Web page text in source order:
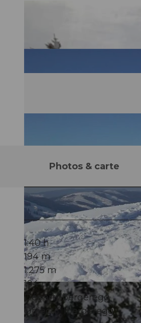
© Einsiedeln-Ybrig-Zürichsee AG
Photos & carte
1:40 h
194 m
1.275 m
194 m
Départ: Ibergeregg
Objectif: Ibergeregg